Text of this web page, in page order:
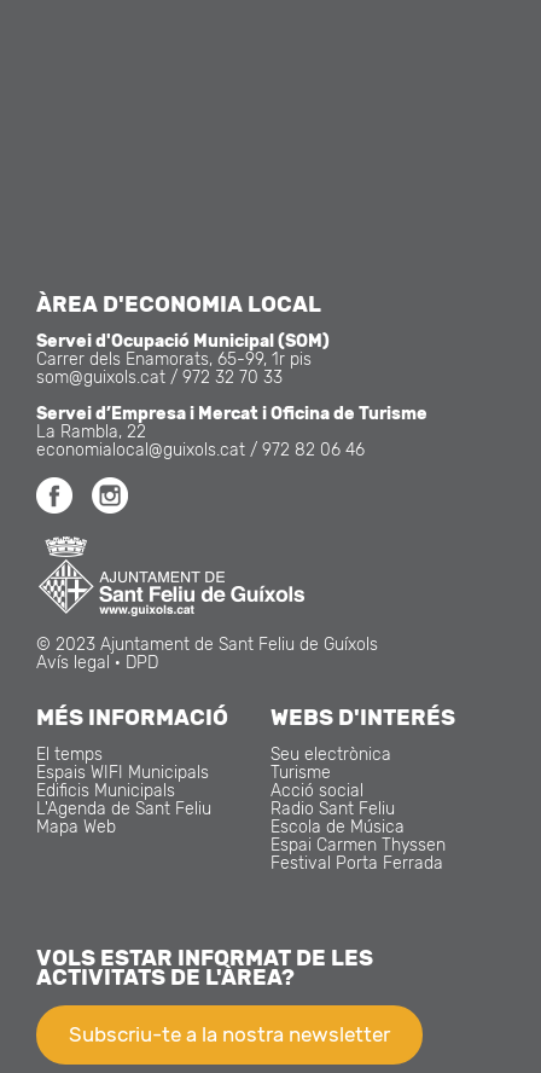
ÀREA D'ECONOMIA LOCAL
Servei d'Ocupació Municipal (SOM)
Carrer dels Enamorats, 65-99, 1r pis
som@guixols.cat / 972 32 70 33
Servei d’Empresa i Mercat i Oficina de Turisme
La Rambla, 22
economialocal@guixols.cat / 972 82 06 46
© 2023 Ajuntament de Sant Feliu de Guíxols
Avís legal · DPD
MÉS INFORMACIÓ
El temps
Espais WIFI Municipals
Edificis Municipals
L'Agenda de Sant Feliu
Mapa Web
WEBS D'INTERÉS
Seu electrònica
Turisme
Acció social
Radio Sant Feliu
Escola de Música
Espai Carmen Thyssen
Festival Porta Ferrada
VOLS ESTAR INFORMAT DE LES
ACTIVITATS DE L'ÀREA?
Subscriu-te a la nostra newsletter